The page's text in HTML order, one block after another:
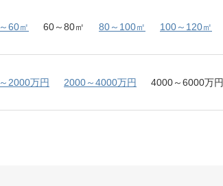
～60㎡ 60～80㎡ 80～100㎡ 100～120㎡
～2000万円 2000～4000万円 4000～6000万円